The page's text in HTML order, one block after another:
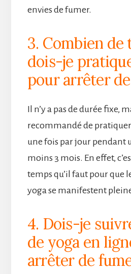
envies de fumer.
3. Combien de
dois-je
pour arrêter
Il n’y a pas de durée fixe,
recommandé de
une fois par jour pendant
moins 3 mois. En effet,
temps qu’il faut pour que
yoga se manifestent
4. Dois-je
de yoga en
arrêter de